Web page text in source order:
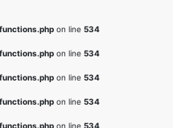
on line 534
on line 534
on line 534
on line 534
on line 534